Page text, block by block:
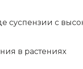
суспензии с
в растениях